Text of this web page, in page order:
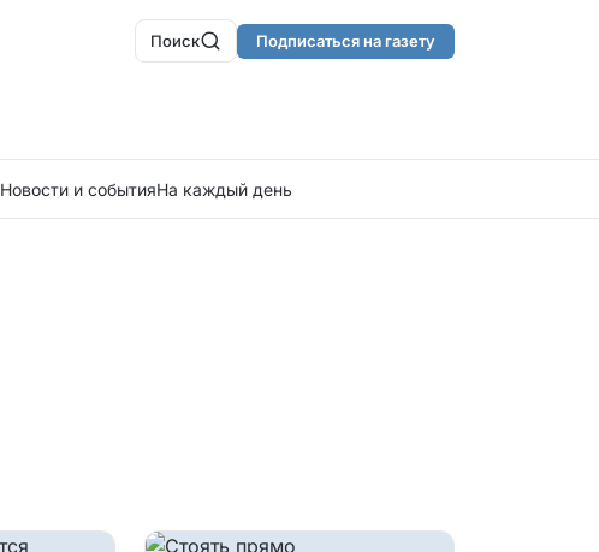
Поиск Подписаться на газету
Новости и событияНа каждый день